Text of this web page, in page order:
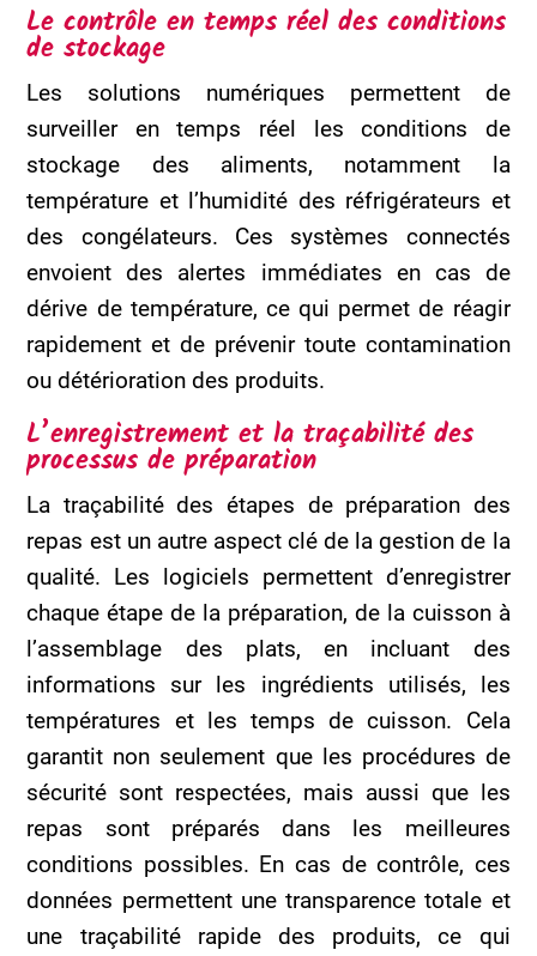
Le contrôle en temps réel des conditions
de stockage
Les solutions numériques permettent de
surveiller en temps réel les conditions de
stockage des aliments, notamment la
température et l’humidité des réfrigérateurs et
des congélateurs. Ces systèmes connectés
envoient des alertes immédiates en cas de
dérive de température, ce qui permet de réagir
rapidement et de prévenir toute contamination
ou détérioration des produits.
L’enregistrement et la traçabilité des
processus de préparation
La traçabilité des étapes de préparation des
repas est un autre aspect clé de la gestion de la
qualité. Les logiciels permettent d’enregistrer
chaque étape de la préparation, de la cuisson à
l’assemblage des plats, en incluant des
informations sur les ingrédients utilisés, les
températures et les temps de cuisson. Cela
garantit non seulement que les procédures de
sécurité sont respectées, mais aussi que les
repas sont préparés dans les meilleures
conditions possibles. En cas de contrôle, ces
données permettent une transparence totale et
une traçabilité rapide des produits, ce qui